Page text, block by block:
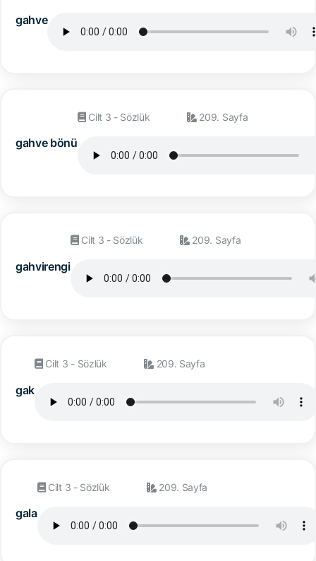
gahve
gahve bönü
Cilt 3 - Sözlük 209. Sayfa
gahvirengi
Cilt 3 - Sözlük 209. Sayfa
gak
Cilt 3 - Sözlük 209. Sayfa
gala
Cilt 3 - Sözlük 209. Sayfa